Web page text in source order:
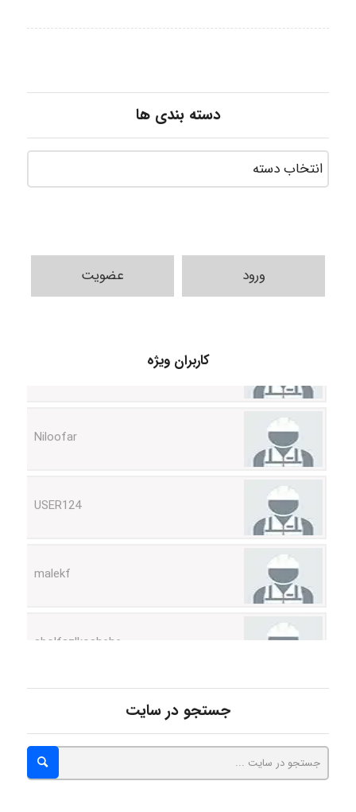
دسته بندی ها
ورود عضویت
کاربران ویژه
A.balandeh
جستجو در سایت